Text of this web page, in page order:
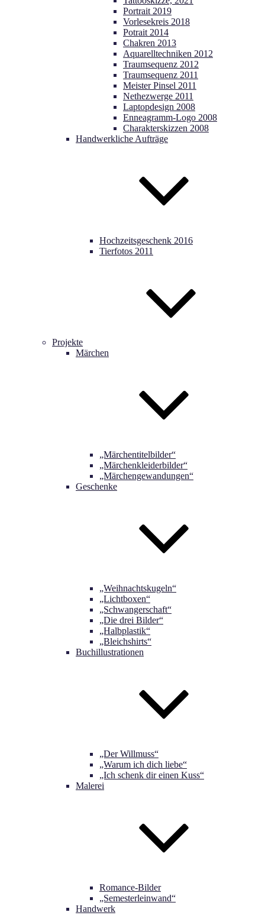
Portrait 2019
Vorlesekreis 2018
Potrait 2014
Chakren 2013
Aquarelltechniken 2012
Traumsequenz 2012
Traumsequenz 2011
Meister Pinsel 2011
Nethezwerge 2011
Laptopdesign 2008
Enneagramm-Logo 2008
Charakterskizzen 2008
Handwerkliche Aufträge
Hochzeitsgeschenk 2016
Tierfotos 2011
Projekte
Märchen
„Märchentitelbilder“
„Märchenkleiderbilder“
„Märchengewandungen“
Geschenke
„Weihnachtskugeln“
„Lichtboxen“
„Schwangerschaft“
„Die drei Bilder“
„Halbplastik“
„Bleichshirts“
Buchillustrationen
„Der Willmuss“
„Warum ich dich liebe“
„Ich schenk dir einen Kuss“
Malerei
Romance-Bilder
„Semesterleinwand“
Handwerk